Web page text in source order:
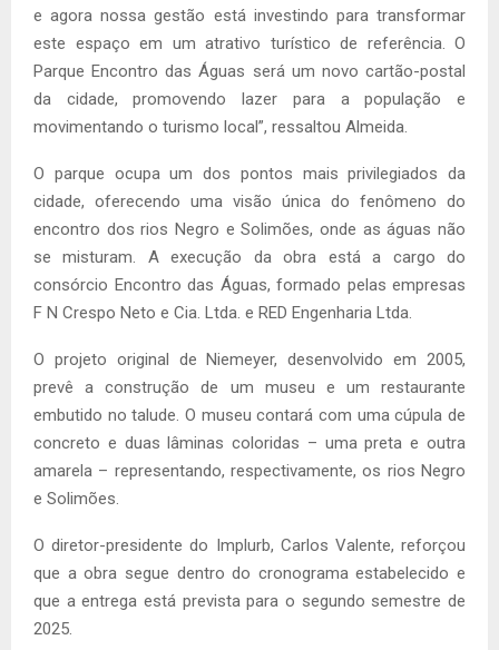
e agora nossa gestão está investindo para transformar
este espaço em um atrativo turístico de referência. O
Parque Encontro das Águas será um novo cartão-postal
da cidade, promovendo lazer para a população e
movimentando o turismo local”, ressaltou Almeida.
O parque ocupa um dos pontos mais privilegiados da
cidade, oferecendo uma visão única do fenômeno do
encontro dos rios Negro e Solimões, onde as águas não
se misturam. A execução da obra está a cargo do
consórcio Encontro das Águas, formado pelas empresas
F N Crespo Neto e Cia. Ltda. e RED Engenharia Ltda.
O projeto original de Niemeyer, desenvolvido em 2005,
prevê a construção de um museu e um restaurante
embutido no talude. O museu contará com uma cúpula de
concreto e duas lâminas coloridas – uma preta e outra
amarela – representando, respectivamente, os rios Negro
e Solimões.
O diretor-presidente do Implurb, Carlos Valente, reforçou
que a obra segue dentro do cronograma estabelecido e
que a entrega está prevista para o segundo semestre de
2025.